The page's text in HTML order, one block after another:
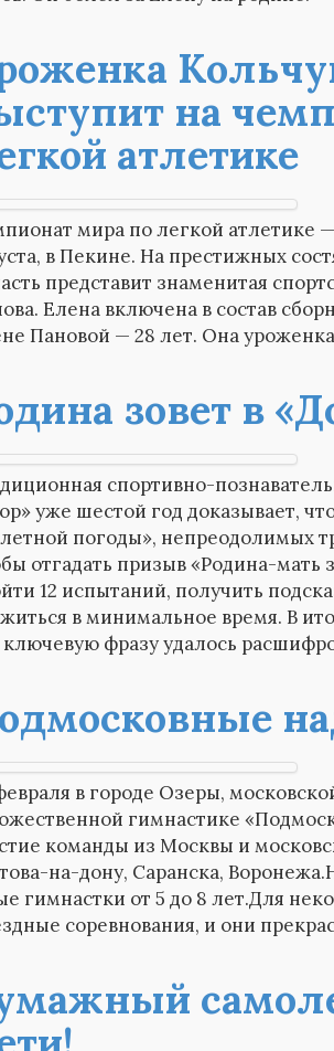
на
атлетике
мира по легкой атлетике
в Пекине. На престижных
представит знаменитая
Елена включена в состав
Пановой — 28 лет. Она
зовет в
спортивно-
уже шестой год доказывает,
погоды», непреодолимых
отгадать призыв «Родина-
12 испытаний, получить
в минимальное время. В
ключевую фразу удалось
в городе Озеры,
гимнастике
команды из Москвы и
на-дону, Саранска,
гимнастки от 5 до 8 лет.Для
соревнования, и они